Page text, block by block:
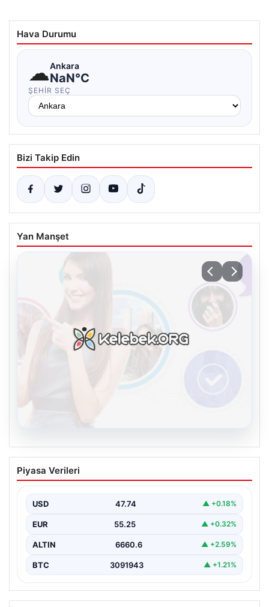
Hava Durumu
☁Ankara
NaN°C
ŞEHIR SEÇ
Bizi Takip Edin
Yan Manşet
Kelebek.Org İle Çevrim içi İletişimin
Güvenli Adresi Ve Chat Deneyimi
kurması büyük bir hassasiyet ifade etmektedir.
Güncel…
Piyasa Verileri
USD 47.74 ▲ +0.18%
EUR 55.25 ▲ +0.32%
ALTIN 6660.6 ▲ +2.59%
BTC 3091943 ▲ +1.21%